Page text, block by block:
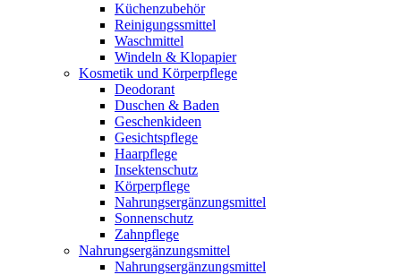
Küchenzubehör
Reinigungssmittel
Waschmittel
Windeln & Klopapier
Kosmetik und Körperpflege
Deodorant
Duschen & Baden
Geschenkideen
Gesichtspflege
Haarpflege
Insektenschutz
Körperpflege
Nahrungsergänzungsmittel
Sonnenschutz
Zahnpflege
Nahrungsergänzungsmittel
Nahrungsergänzungsmittel